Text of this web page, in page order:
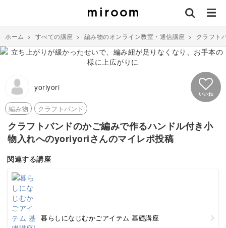
ホーム > すべての講座 > 編み物のオンライン教室・通信講座 > クラフト
yoriyori
いいね
編み物 クラフトバンド
クラフトバンドのかご編みで作るハンドル付き小
物入れへのyoriyoriさんのマイレポ投稿
関連する講座
暮らしになじむかごアイテム 基礎講座